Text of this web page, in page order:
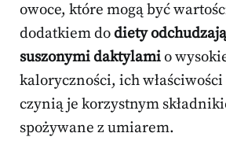
owoce, które mogą być
dodatkiem dodiety
suszonymi daktylamio
kaloryczności, ich właściwości
czynią je korzystnym
spożywane z umiarem.